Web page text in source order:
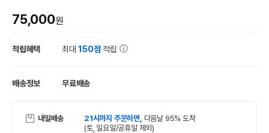
75,000원
적립혜택 최대150점 적립
배송정보 무료배송
내일배송 21시까지 주문하면, 다음날 95% 도착
(토, 일요일/공휴일 제외)